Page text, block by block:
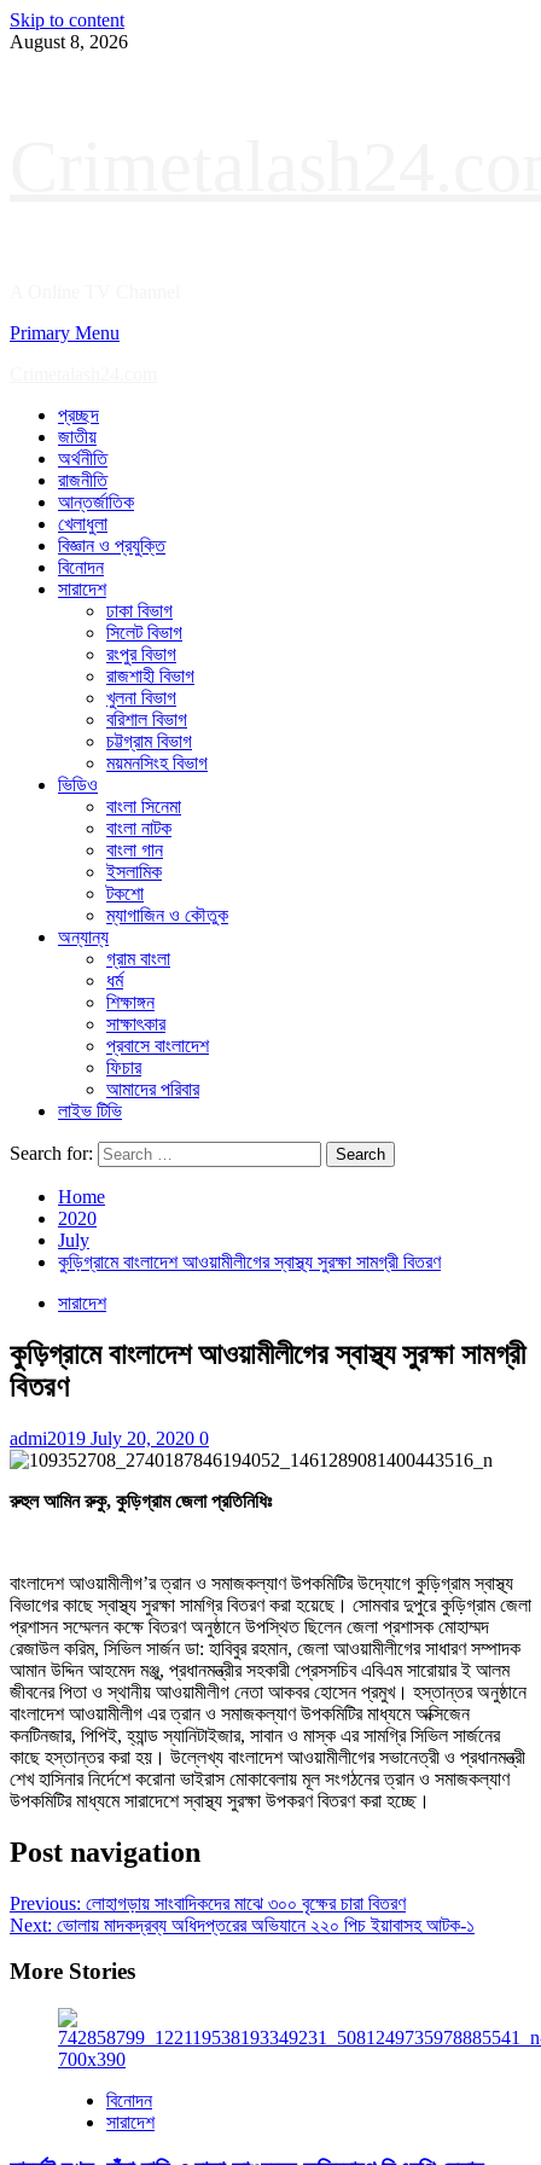
Skip to content
August 8, 2026
Primary Menu
প্রচ্ছদ
জাতীয়
অর্থনীতি
রাজনীতি
আন্তর্জাতিক
খেলাধুলা
বিজ্ঞান ও প্রযুক্তি
বিনোদন
সারাদেশ
ঢাকা বিভাগ
সিলেট বিভাগ
রংপুর বিভাগ
রাজশাহী বিভাগ
খুলনা বিভাগ
বরিশাল বিভাগ
চট্টগ্রাম বিভাগ
ময়মনসিংহ বিভাগ
ভিডিও
বাংলা সিনেমা
বাংলা নাটক
বাংলা গান
ইসলামিক
টকশো
ম্যাগাজিন ও কৌতুক
অন্যান্য
গ্রাম বাংলা
ধর্ম
শিক্ষাঙ্গন
সাক্ষাৎকার
প্রবাসে বাংলাদেশ
ফিচার
আমাদের পরিবার
লাইভ টিভি
Search for:
Home
2020
July
কুড়িগ্রামে বাংলাদেশ আওয়ামীলীগের স্বাস্থ্য সুরক্ষা সামগ্রী বিতরণ
সারাদেশ
কুড়িগ্রামে বাংলাদেশ আওয়ামীলীগের স্বাস্থ্য সুরক্ষা সামগ্রী
বিতরণ
admi2019 July 20, 2020 0
রুহুল আমিন রুকু, কুড়িগ্রাম জেলা প্রতিনিধিঃ
বাংলাদেশ আওয়ামীলীগ’র ত্রান ও সমাজকল্যাণ উপকমিটির উদ্যোগে কুড়িগ্রাম স্বাস্থ্য
বিভাগের কাছে স্বাস্থ্য সুরক্ষা সামগ্রি বিতরণ করা হয়েছে। সোমবার দুপুরে কুড়িগ্রাম জেলা
প্রশাসন সম্মেলন কক্ষে বিতরণ অনুষ্ঠানে উপস্থিত ছিলেন জেলা প্রশাসক মোহাম্মদ
রেজাউল করিম, সিভিল সার্জন ডা: হাবিবুর রহমান, জেলা আওয়ামীলীগের সাধারণ সম্পাদক
আমান উদ্দিন আহমেদ মঞ্জু, প্রধানমন্ত্রীর সহকারী প্রেসসচিব এবিএম সারোয়ার ই আলম
জীবনের পিতা ও স্থানীয় আওয়ামীলীগ নেতা আকবর হোসেন প্রমুখ। হস্তান্তর অনুষ্ঠানে
বাংলাদেশ আওয়ামীলীগ এর ত্রান ও সমাজকল্যাণ উপকমিটির মাধ্যমে অক্সিজেন
কনটিনজার, পিপিই, হ্যান্ড স্যানিটাইজার, সাবান ও মাস্ক এর সামগ্রি সিভিল সার্জনের
কাছে হস্তান্তর করা হয়। উল্লেখ্য বাংলাদেশ আওয়ামীলীগের সভানেত্রী ও প্রধানমন্ত্রী
শেখ হাসিনার নির্দেশে করোনা ভাইরাস মোকাবেলায় মূল সংগঠনের ত্রান ও সমাজকল্যাণ
উপকমিটির মাধ্যমে সারাদেশে স্বাস্থ্য সুরক্ষা উপকরণ বিতরণ করা হচ্ছে।
Post navigation
Previous: লোহাগড়ায় সাংবাদিকদের মাঝে ৩০০ বৃক্ষের চারা বিতরণ
Next: ভোলায় মাদকদ্রব্য অধিদপ্তরের অভিযানে ২২০ পিচ ইয়াবাসহ আটক-১
More Stories
বিনোদন
সারাদেশ